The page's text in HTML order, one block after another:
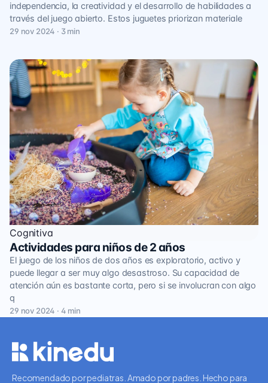
independencia, la creatividad y el desarrollo de habilidades a
través del juego abierto. Estos juguetes priorizan materiale
29 nov 2024 · 3 min
Cognitiva
Actividades para niños de 2 años
El juego de los niños de dos años es exploratorio, activo y
puede llegar a ser muy algo desastroso. Su capacidad de
atención aún es bastante corta, pero si se involucran con algo
q
29 nov 2024 · 4 min
Recomendado por pediatras. Amado por padres. Hecho para